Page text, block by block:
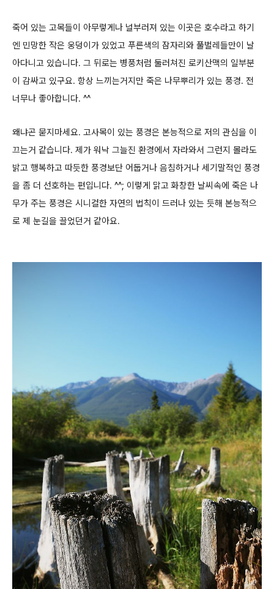
죽어 있는 고목들이 아무렇게나 널부러져 있는 이곳은 호수라고 하기
엔 민망한 작은 웅덩이가 있었고 푸른색의 잠자리와 풀벌레들만이 날
아다니고 있습니다. 그 뒤로는 병풍처럼 둘러쳐진 로키산맥의 일부분
이 감싸고 있구요. 항상 느끼는거지만 죽은 나무뿌리가 있는 풍경. 전
너무나 좋아합니다. ^^
왜냐곤 묻지마세요. 고사목이 있는 풍경은 본능적으로 저의 관심을 이
끄는거 같습니다. 제가 워낙 그늘진 환경에서 자라와서 그런지 몰라도
밝고 행복하고 따듯한 풍경보단 어둡거나 음침하거나 세기말적인 풍경
을 좀 더 선호하는 편입니다. ^^; 이렇게 맑고 화창한 날씨속에 죽은 나
무가 주는 풍경은 시니컬한 자연의 법칙이 드러나 있는 듯해 본능적으
로 제 눈길을 끌었던거 같아요.